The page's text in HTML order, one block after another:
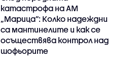
катастрофа на АМ
„Марица”: Колко надеждни
са мантинелите и как се
осъществява контрол над
шофьорите